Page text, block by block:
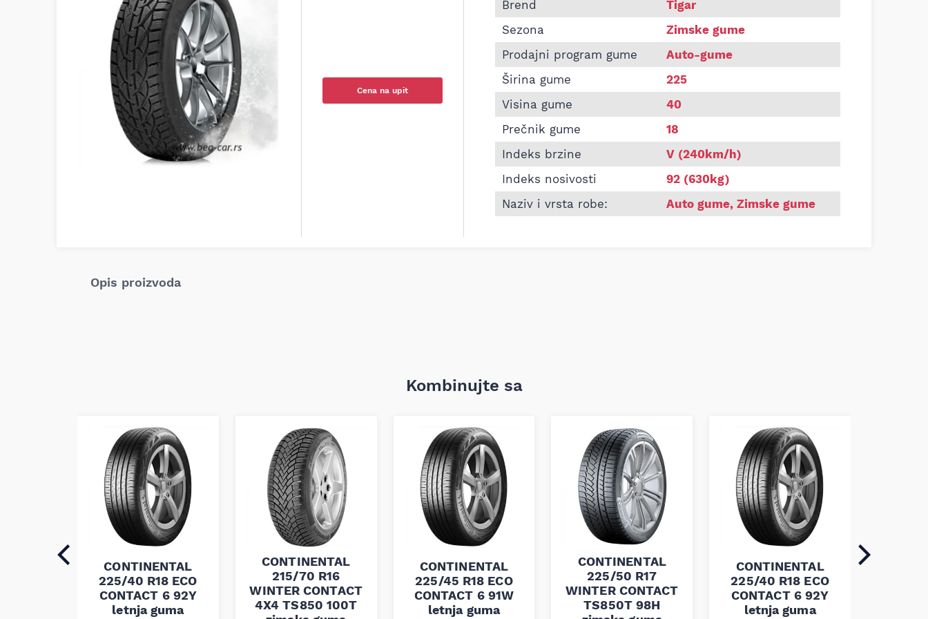
Cena na upit
Brend
Tigar
Sezona
Zimske gume
Prodajni program gume
Auto-gume
Širina gume
225
Visina gume
40
Prečnik gume
18
Indeks brzine
V (240km/h)
Indeks nosivosti
92 (630kg)
Naziv i vrsta robe:
Auto gume, Zimske gume
Opis proizvoda
Kombinujte sa
CONTINENTAL
225/40 R18 ECO
CONTACT 6 92Y
letnja guma
CONTINENTAL
215/70 R16
WINTER CONTACT
4X4 TS850 100T
CONTINENTAL
225/45 R18 ECO
CONTACT 6 91W
letnja guma
CONTINENTAL
225/50 R17
WINTER CONTACT
TS850T 98H
CONTINENTAL
225/40 R18 ECO
CONTACT 6 92Y
letnja guma